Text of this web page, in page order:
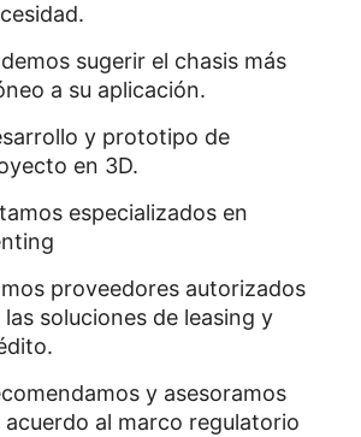
sugerir el chasis más
a su aplicación.
y prototipo de
en 3D.
especializados en
proveedores autorizados
las soluciones de leasing y
y asesoramos
acuerdo al marco regulatorio